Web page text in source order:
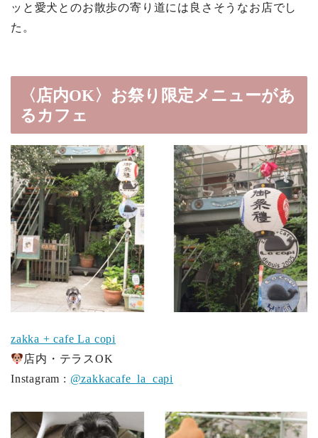
ッと愛犬とのお散歩の寄り道には良さそうなお店でし
た。
〈店内OK〉お祭り限定メニューがあ
るカフェ
zakka + cafe La copi
店内・テラスOK
Instagram : @zakkacafe_la_capi